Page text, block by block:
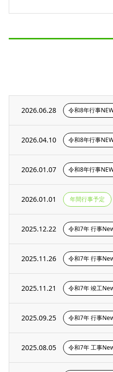
2026.06.28 令和8年行事
2026.04.10 令和8年行事
2026.01.07 令和8年行事
2026.01.01 年間行事予定
2025.12.22 令和7年 行事
2025.11.26 令和7年 行事
2025.11.21 令和7年 竣工
2025.09.25 令和7年 行事
2025.08.05 令和7年 工事